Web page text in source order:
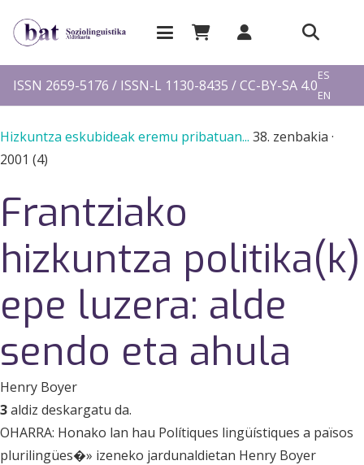
ISSN 2659-5176 / ISSN-L 1130-8435 / CC-BY-SA 4.0
ES
EN
Hizkuntza eskubideak eremu pribatuan... 38. zenbakia ·
2001 (4)
Frantziako
hizkuntza politika(k)
epe luzera: alde
sendo eta ahula
Henry Boyer
3aldiz deskargatu da.
OHARRA: Honako lan hau Polítiques lingüístiques a països
plurilingües�» izeneko jardunaldietan Henry Boyer